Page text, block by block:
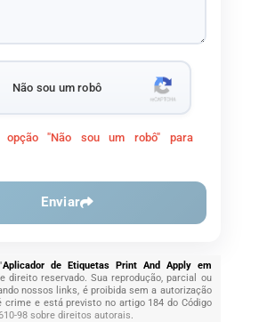
Não sou um robô
opção "Não sou um robô" para
Enviar
Aplicador de Etiquetas Print And Apply em
direito reservado. Sua reprodução, parcial ou
nossos links, é proibida sem a autorização
crime e está previsto no artigo 184 do Código
98 sobre direitos autorais.